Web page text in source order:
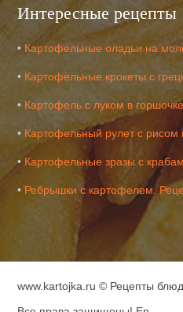
Интересные рецепты
• Картофельные оладьи на
• Картофельные крокеты с
• Картофель с луком в
• Картофельный рулет с рисом
• Картофельные зразы с
• Ребрышки с картофелем.
www.kartojka.ru © Рецепты